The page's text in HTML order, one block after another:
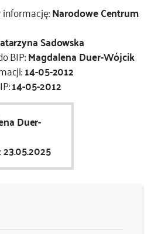
Narodowe Centrum
Sadowska
BIP:Magdalena Duer-Wójcik
14-05-2012
14-05-2012
Duer-
23.05.2025